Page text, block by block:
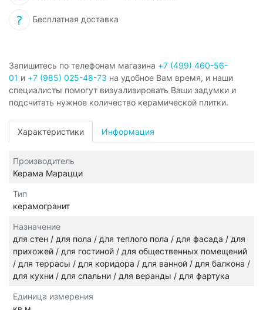
Бесплатная доставка
Запишитесь по телефонам магазина +7 (499) 460-56-
01 и +7 (985) 025-48-73 на удобное Вам время, и наши
специалисты помогут визуализировать Ваши задумки и
подсчитать нужное количество керамической плитки.
Характеристики Информация
Производитель
Керама Марацци
Тип
керамогранит
Назначение
для стен / для пола / для теплого пола / для фасада / для
прихожей / для гостиной / для общественных помещений
/ для террасы / для коридора / для ванной / для балкона /
для кухни / для спальни / для веранды / для фартука
Единица измерения